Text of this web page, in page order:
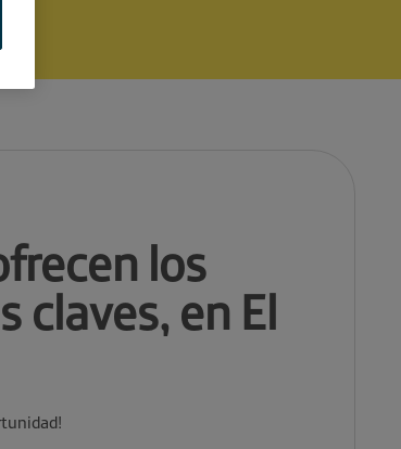
los
claves, en El